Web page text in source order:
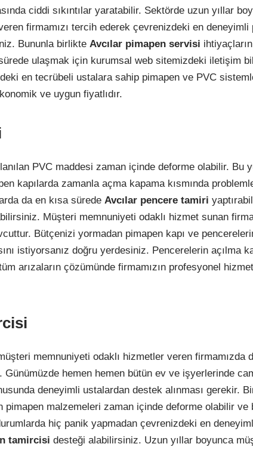
ciddi sıkıntılar yaratabilir. Sektörde uzun yıllar
firmamızı tercih ederek çevrenizdeki en deneyimli
Bununla birlikte Avcılar pimapen servisi
ulaşmak için kurumsal web sitemizdeki iletişim
en tecrübeli ustalara sahip pimapen ve PVC
ve uygun fiyatlıdır.
PVC maddesi zaman içinde deforme olabilir. Bu
kapılarda zamanla açma kapama kısmında
da en kısa sürede Avcılar pencere tamiri
Müşteri memnuniyeti odaklı hizmet sunan
Bütçenizi yormadan pimapen kapı ve
istiyorsanız doğru yerdesiniz. Pencerelerin açılma
arızaların çözümünde firmamızın profesyonel
memnuniyeti odaklı hizmetler veren firmamızda
Günümüzde hemen hemen bütün ev ve işyerlerinde
deneyimli ustalardan destek alınması gerekir.
malzemeleri zaman içinde deforme olabilir ve
hiç panik yapmadan çevrenizdeki en
tamircisi desteği alabilirsiniz. Uzun yıllar boyunca